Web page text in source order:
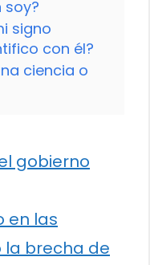
signo
con él?
ciencia o
gobierno
en las
la brecha de